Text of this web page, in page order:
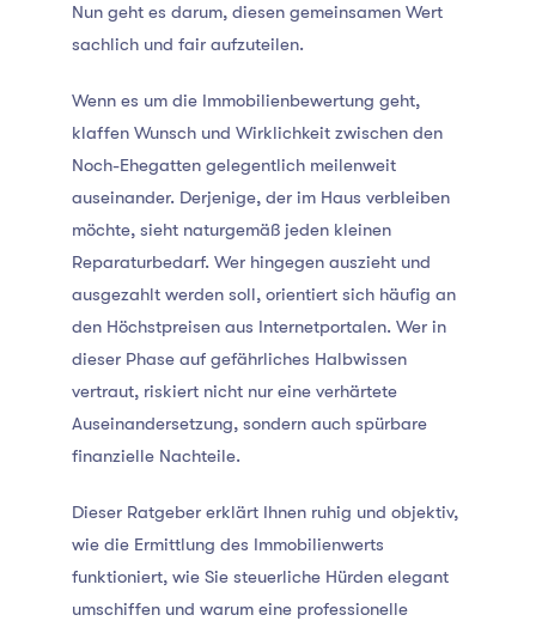
Nun geht es darum, diesen gemeinsamen Wert
sachlich und fair aufzuteilen.
Wenn es um die Immobilienbewertung geht,
klaffen Wunsch und Wirklichkeit zwischen den
Noch-Ehegatten gelegentlich meilenweit
auseinander. Derjenige, der im Haus verbleiben
möchte, sieht naturgemäß jeden kleinen
Reparaturbedarf. Wer hingegen auszieht und
ausgezahlt werden soll, orientiert sich häufig an
den Höchstpreisen aus Internetportalen. Wer in
dieser Phase auf gefährliches Halbwissen
vertraut, riskiert nicht nur eine verhärtete
Auseinandersetzung, sondern auch spürbare
finanzielle Nachteile.
Dieser Ratgeber erklärt Ihnen ruhig und objektiv,
wie die Ermittlung des Immobilienwerts
funktioniert, wie Sie steuerliche Hürden elegant
umschiffen und warum eine professionelle